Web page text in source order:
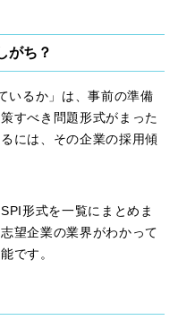
がち？
いるか」は、事前の準備
すべき問題形式がまった
には、その企業の採用傾
形式を一覧にまとめま
望企業の業界がわかって
です。